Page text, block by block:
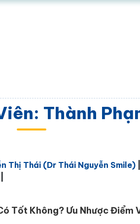
Thành
Thị Thái (Dr Thái Nguyễn Smile)
Tốt Không? Ưu Nhược Điểm